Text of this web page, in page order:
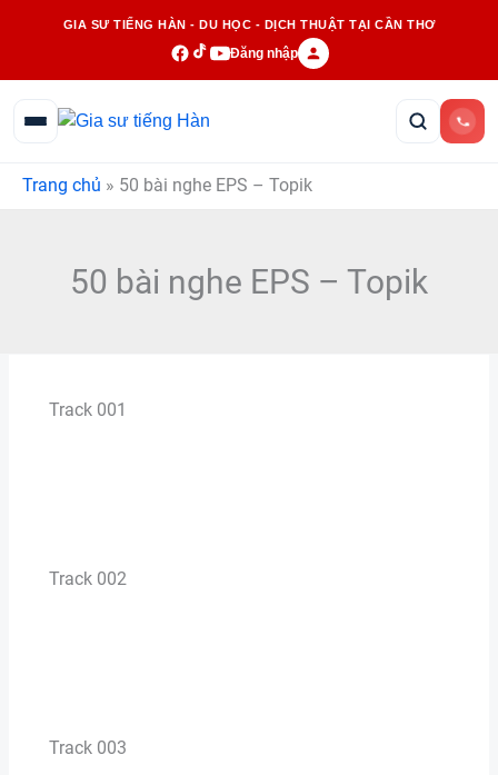
GIA SƯ TIẾNG HÀN - DU HỌC - DỊCH THUẬT TẠI CẦN THƠ
Đăng nhập
Trang chủ » 50 bài nghe EPS – Topik
50 bài nghe EPS – Topik
Track 001
Track 002
Track 003